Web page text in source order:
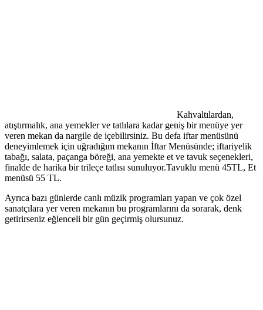
Kahvaltılardan,
atıştırmalık, ana yemekler ve tatlılara kadar geniş bir menüye yer
veren mekan da nargile de içebilirsiniz. Bu defa iftar menüsünü
deneyimlemek için uğradığım mekanın İftar Menüsünde; iftariyelik
tabağı, salata, paçanga böreği, ana yemekte et ve tavuk seçenekleri,
finalde de harika bir trileçe tatlısı sunuluyor.Tavuklu menü 45TL, Et
menüsü 55 TL.
Ayrıca bazı günlerde canlı müzik programları yapan ve çok özel
sanatçılara yer veren mekanın bu programlarını da sorarak, denk
getirirseniz eğlenceli bir gün geçirmiş olursunuz.